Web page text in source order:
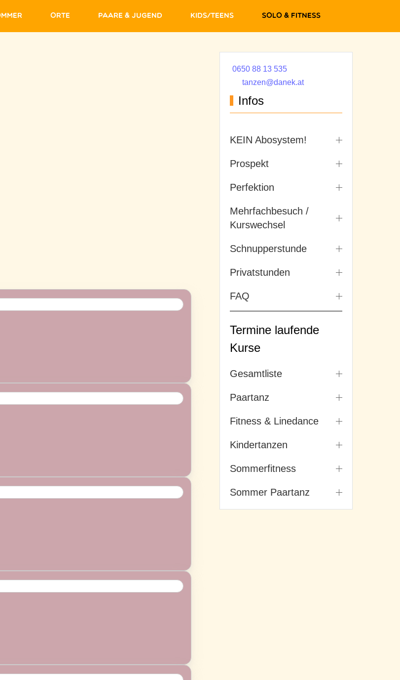
Orte Paare & Jugend Kids/Teens Solo & Fitness
0650 88 13 535
tanzen@danek.at
Infos
KEIN Abosystem!
Prospekt
Perfektion
Mehrfachbesuch /
Kurswechsel
Schnupperstunde
Privatstunden
FAQ
Termine laufende
Kurse
Gesamtliste
Paartanz
Fitness & Linedance
Kindertanzen
Sommerfitness
Sommer Paartanz